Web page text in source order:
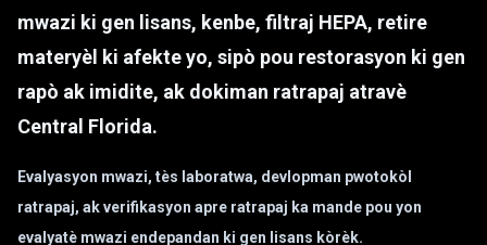
mwazi ki gen lisans, kenbe, filtraj HEPA, retire
materyèl ki afekte yo, sipò pou restorasyon ki gen
rapò ak imidite, ak dokiman ratrapaj atravè
Central Florida.
Evalyasyon mwazi, tès laboratwa, devlopman pwotokòl
ratrapaj, ak verifikasyon apre ratrapaj ka mande pou yon
evalyatè mwazi endepandan ki gen lisans kòrèk.